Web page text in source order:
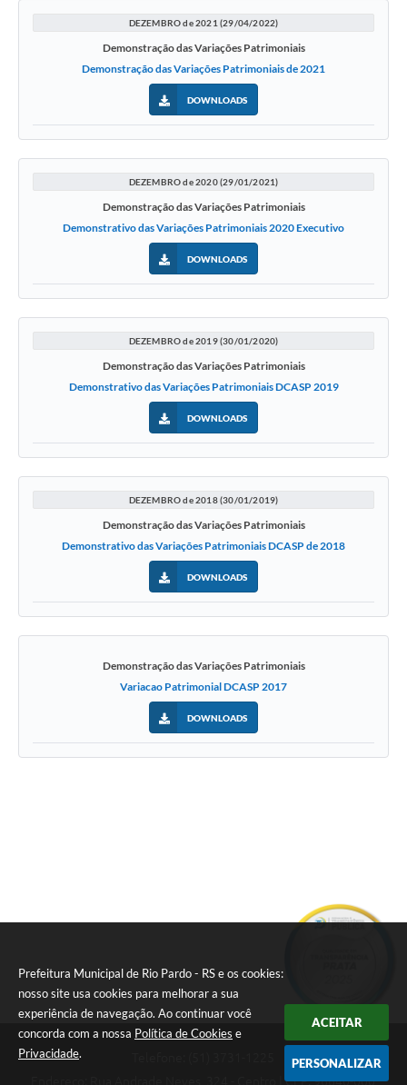
Prefeitura Municipal de Rio Pardo - RS e os cookies:
nosso site usa cookies para melhorar a sua
experiência de navegação. Ao continuar você
concorda com a nossa Política de Cookies e
Privacidade.
ACEITAR
PERSONALIZAR
DEZEMBRO de 2021 (29/04/2022)
Demonstração das Variações Patrimoniais
Demonstração das Variações Patrimoniais de 2021
DOWNLOADS
DEZEMBRO de 2020 (29/01/2021)
Demonstração das Variações Patrimoniais
Demonstrativo das Variações Patrimoniais 2020 Executivo
DOWNLOADS
DEZEMBRO de 2019 (30/01/2020)
Demonstração das Variações Patrimoniais
Demonstrativo das Variações Patrimoniais DCASP 2019
DOWNLOADS
DEZEMBRO de 2018 (30/01/2019)
Demonstração das Variações Patrimoniais
Demonstrativo das Variações Patrimoniais DCASP de 2018
DOWNLOADS
Demonstração das Variações Patrimoniais
Variacao Patrimonial DCASP 2017
DOWNLOADS
Endereço: Rua Andrade Neves, 324 - Centro | CEP: 96640-000